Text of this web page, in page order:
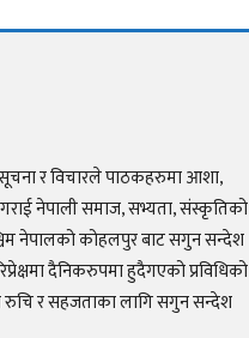
र विचारले पाठकहरुमा आशा,
नेपाली समाज, सभ्यता, संस्कृतिको
नेपालको कोहलपुर बाट सगुन सन्देश
दैनिकरुपमा हुदैगएको प्रविधिको
र सहजताका लागि सगुन सन्देश